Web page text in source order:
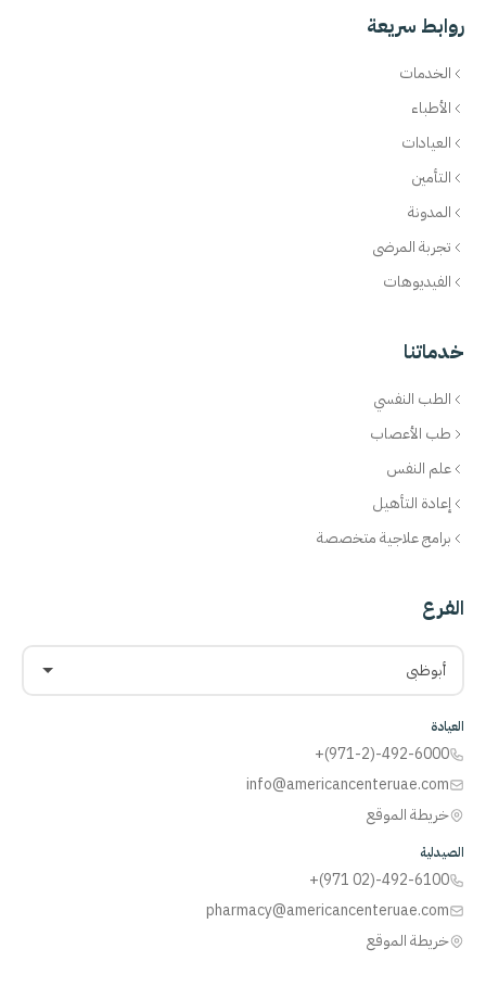
روابط سريعة
الخدمات
الأطباء
العيادات
التأمين
المدونة
تجربة المرضى
الفيديوهات
خدماتنا
الطب النفسي
طب الأعصاب
علم النفس
إعادة التأهيل
برامج علاجية متخصصة
الفرع
أبوظبي
العيادة
+(971-2)-492-6000
info@americancenteruae.com
خريطة الموقع
الصيدلية
+(971 02)-492-6100
pharmacy@americancenteruae.com
خريطة الموقع